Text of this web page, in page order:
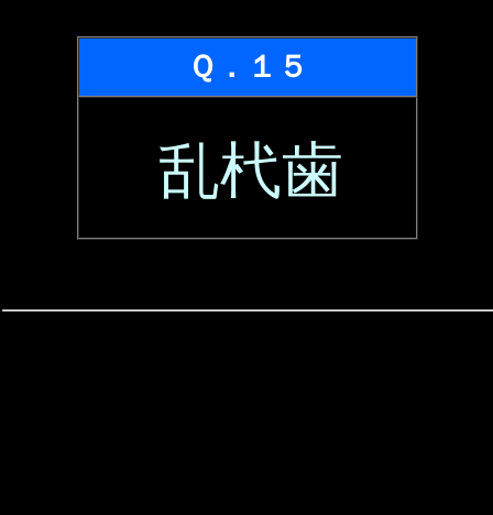
Ｑ．１５
乱杙歯